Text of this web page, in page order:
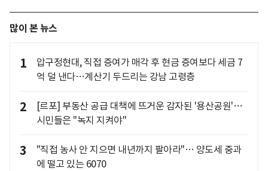
많이 본 뉴스
1
압구정현대, 직접 증여가 매각 후 현금 증여보다 세금 7
억 덜 낸다…계산기 두드리는 강남 고령층
2
[르포] 부동산 공급 대책에 뜨거운 감자된 '용산공원'…
시민들은 "녹지 지켜야"
3
"직접 농사 안 지으면 내년까지 팔아라"… 양도세 중과
에 떨고 있는 6070